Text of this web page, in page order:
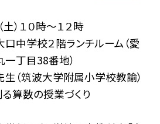
）１０時～１２時
学校２階ランチルーム（愛
丁目38番地）
筑波大学附属小学校教諭）
算数の授業づくり